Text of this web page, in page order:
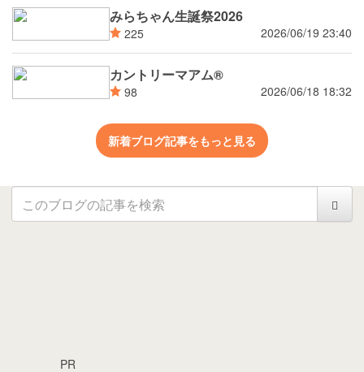
みらちゃん生誕祭2026
225 2026/06/19 23:40
カントリーマアム®
98 2026/06/18 18:32
新着ブログ記事をもっと見る
PR